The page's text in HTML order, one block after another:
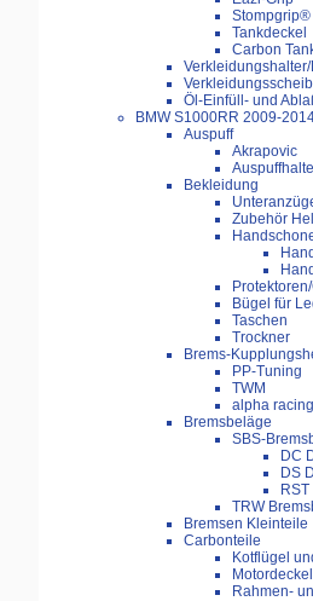
Stompgrip®
Tankdeckel
Carbon
Verkleidungshalter/
Öl-Einfüll- und
BMW S1000RR 2009-
Auspuff
Akrapovic
Bekleidung
Zubehör
Bügel für
Taschen
Trockner
Brems-
PP-Tuning
TWM
alpha racing
Bremsbeläge
SBS-
DC
DS
TRW
Bremsen Kleinteile
Carbonteile
Kotflügel
Motordeckel
Rahmen-